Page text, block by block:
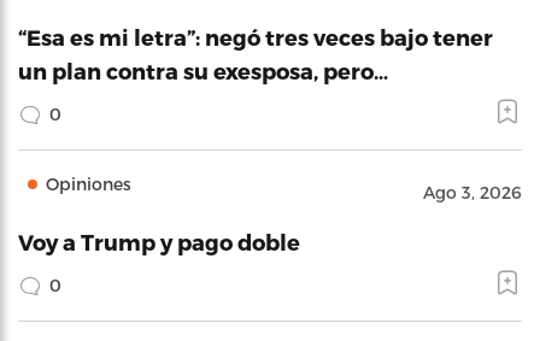
“Esa es mi letra”: negó tres veces bajo tener
un plan contra su exesposa, pero…
0
Opiniones Ago 3, 2026
Voy a Trump y pago doble
0